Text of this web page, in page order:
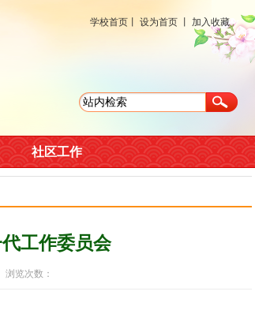
学校首页 设为首页 加入收藏
社区工作
工作委员会
览次数：